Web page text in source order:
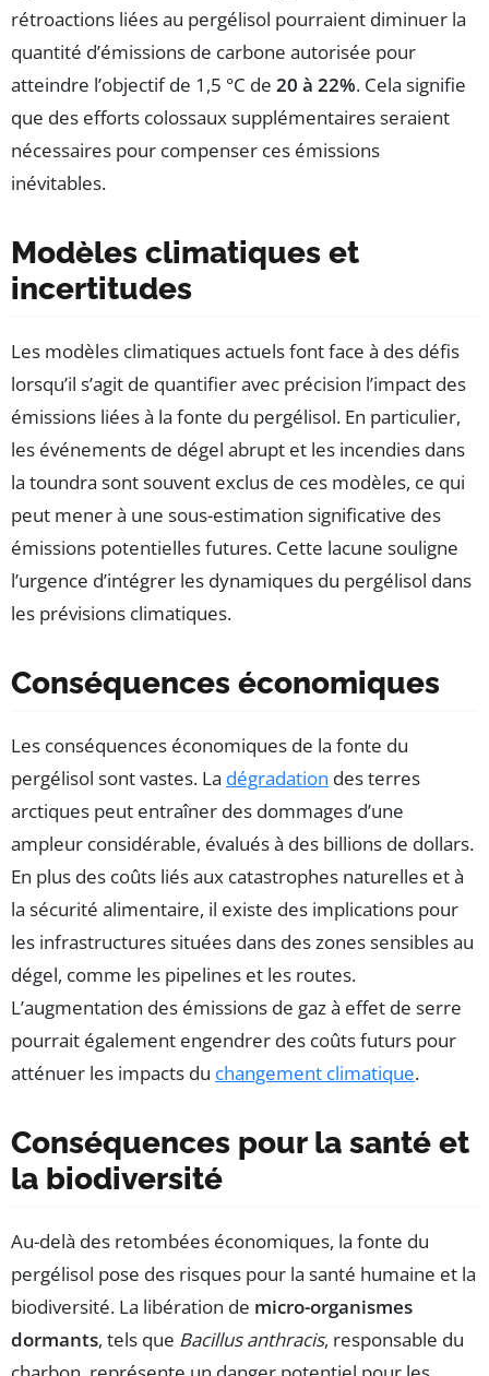
rétroactions liées au pergélisol pourraient diminuer la
quantité d’émissions de carbone autorisée pour
atteindre l’objectif de 1,5 °C de 20 à 22%. Cela signifie
que des efforts colossaux supplémentaires seraient
nécessaires pour compenser ces émissions
inévitables.
Modèles climatiques et
incertitudes
Les modèles climatiques actuels font face à des défis
lorsqu’il s’agit de quantifier avec précision l’impact des
émissions liées à la fonte du pergélisol. En particulier,
les événements de dégel abrupt et les incendies dans
la toundra sont souvent exclus de ces modèles, ce qui
peut mener à une sous-estimation significative des
émissions potentielles futures. Cette lacune souligne
l’urgence d’intégrer les dynamiques du pergélisol dans
les prévisions climatiques.
Conséquences économiques
Les conséquences économiques de la fonte du
pergélisol sont vastes. La dégradation des terres
arctiques peut entraîner des dommages d’une
ampleur considérable, évalués à des billions de dollars.
En plus des coûts liés aux catastrophes naturelles et à
la sécurité alimentaire, il existe des implications pour
les infrastructures situées dans des zones sensibles au
dégel, comme les pipelines et les routes.
L’augmentation des émissions de gaz à effet de serre
pourrait également engendrer des coûts futurs pour
atténuer les impacts du changement climatique.
Conséquences pour la santé et
la biodiversité
Au-delà des retombées économiques, la fonte du
pergélisol pose des risques pour la santé humaine et la
biodiversité. La libération de micro-organismes
dormants, tels que Bacillus anthracis, responsable du